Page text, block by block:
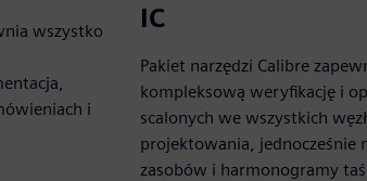
wszystko
i
IC
Pakiet narzędzi Calibre
kompleksową weryfikację i
scalonych we wszystkich
projektowania, jednocześnie
zasobów i harmonogramy